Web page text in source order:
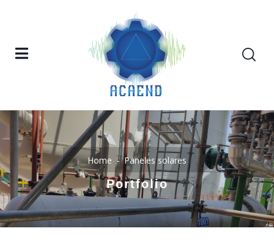
Home Paneles solares
Portfolio